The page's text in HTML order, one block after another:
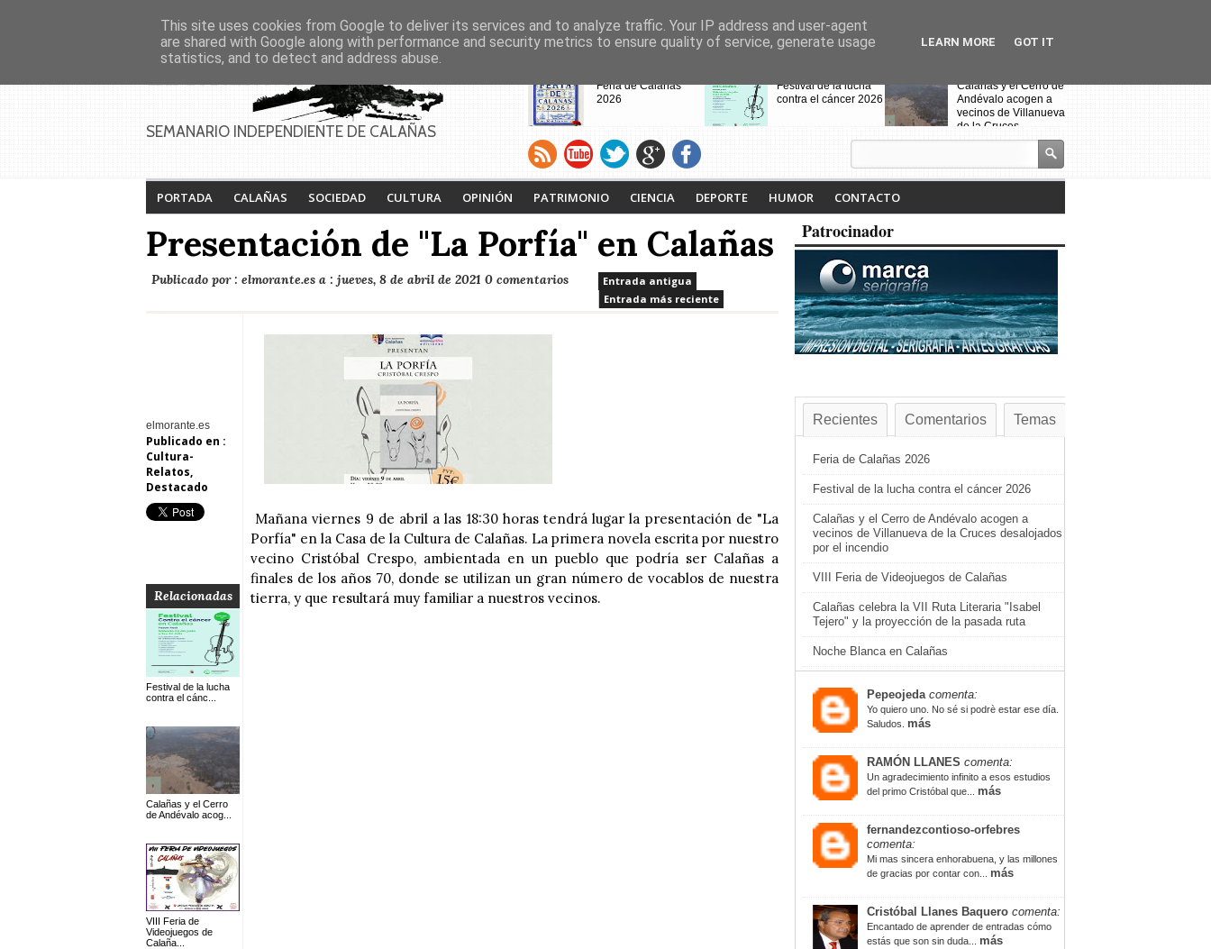
PAGINAS Inicio Contacto Anúnciate
SEMANARIO INDEPENDIENTE DE CALAÑAS
Feria de Calañas
2026
Festival de la lucha
contra el cáncer 2026
Calañas y el Cerro de
Andévalo acogen a
vecinos de Villanueva
de la Cruces
desalojados por el
VIII Feria de
Calañas
Calañas celebra la VII
Tejero" y la
proyección de la
pasada ruta
Noche Blanca en
escuela de baile
PORTADA CALAÑAS SOCIEDAD CULTURA OPINIÓN PATRIMONIO CIENCIA DEPORTE HUMOR CONTACTO
Presentación de "La Porfía" en Calañas
Publicado por : elmorante.es a : jueves, 8 de abril de 2021 0 comentarios
Entrada antigua
Entrada más reciente
elmorante.es
Publicado en :
Cultura-
Relatos,
Destacado
Relacionadas
Festival de la lucha
contra el cánc...
Calañas y el Cerro
de Andévalo acog...
VIII Feria de
Videojuegos de
Calaña...
Mañana viernes 9 de abril a las 18:30 horas tendrá lugar la presentación de "La
Porfía" en la Casa de la Cultura de Calañas. La primera novela escrita por nuestro
vecino Cristóbal Crespo, ambientada en un pueblo que podría ser Calañas a
finales de los años 70, donde se utilizan un gran número de vocablos de nuestra
tierra, y que resultará muy familiar a nuestros vecinos.
Patrocinador
Recientes Comentarios Temas
Feria de Calañas 2026
Festival de la lucha contra el cáncer 2026
Calañas y el Cerro de Andévalo acogen a
vecinos de Villanueva de la Cruces desalojados
por el incendio
VIII Feria de Videojuegos de Calañas
Calañas celebra la VII Ruta Literaria "Isabel
Tejero" y la proyección de la pasada ruta
Noche Blanca en Calañas
Pepeojeda comenta:
Yo quiero uno. No sé si podrè estar ese día.
Saludos. más
RAMÓN LLANES comenta:
Un agradecimiento infinito a esos estudios
del primo Cristóbal que... más
fernandezcontioso-orfebres
comenta:
Mi mas sincera enhorabuena, y las millones
de gracias por contar con... más
Cristóbal Llanes Baquero comenta:
Encantado de aprender de entradas cómo
estás que son sin duda... más
This site uses cookies from Google to deliver its services and to analyze traffic. Your IP address and user-agent
are shared with Google along with performance and security metrics to ensure quality of service, generate usage
statistics, and to detect and address abuse.
LEARN MORE GOT IT